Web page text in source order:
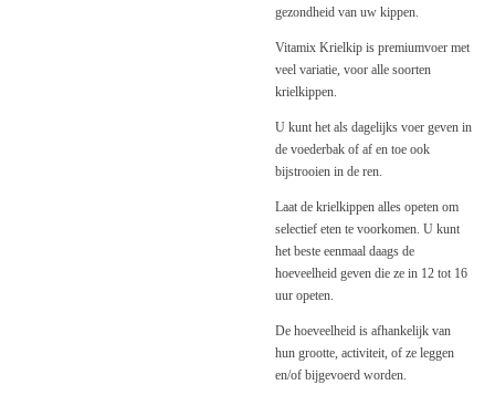
gezondheid van uw kippen.
Vitamix Krielkip is premiumvoer met
veel variatie, voor alle soorten
krielkippen.
U kunt het als dagelijks voer geven in
de voederbak of af en toe ook
bijstrooien in de ren.
Laat de krielkippen alles opeten om
selectief eten te voorkomen. U kunt
het beste eenmaal daags de
hoeveelheid geven die ze in 12 tot 16
uur opeten.
De hoeveelheid is afhankelijk van
hun grootte, activiteit, of ze leggen
en/of bijgevoerd worden.